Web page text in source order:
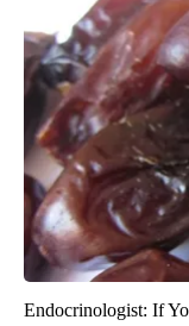
Endocrinologist: If